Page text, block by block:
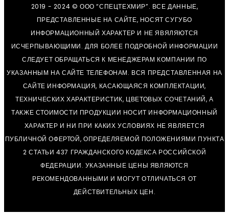
2019 - 2024 © ООО “СПЕЦТЕХМИР”. ВСЕ ДАННЫЕ,
ПРЕДСТАВЛЕННЫЕ НА САЙТЕ, НОСЯТ СУГУБО
ИНФОРМАЦИОННЫЙ ХАРАКТЕР И НЕ ЯВЯЛЯЮТСЯ
ИСЧЕРПЫВАЮЩИМИ. ДЛЯ БОЛЕЕ ПОДРОБНОЙ ИНФОРМАЦИИ
СЛЕДУЕТ ОБРАЩАТЬСЯ К МЕНЕДЖЕРАМ КОМПАНИИ ПО
УКАЗАННЫМ НА САЙТЕ ТЕЛЕФОНАМ. ВСЯ ПРЕДСТАВЛЕННАЯ НА
САЙТЕ ИНФОРМАЦИЯ, КАСАЮЩАЯСЯ КОМПЛЕКТАЦИИ,
ТЕХНИЧЕСКИХ ХАРАКТЕРИСТИК, ЦВЕТОВЫХ СОЧЕТАНИЙ, А
ТАКЖЕ СТОИМОСТИ ПРОДУКЦИИ НОСИТ ИНФОРМАЦИОННЫЙ
ХАРАКТЕР И НИ ПРИ КАКИХ УСЛОВИЯХ НЕ ЯВЛЯЕТСЯ
ПУБЛИЧНОЙ ОФЕРТОЙ, ОПРЕДЕЛЯЕМОЙ ПОЛОЖЕНИЯМИ ПУНКТА
2 СТАТЬИ 437 ГРАЖДАНСКОГО КОДЕКСА РОССИЙСКОЙ
ФЕДЕРАЦИИ. УКАЗАННЫЕ ЦЕНЫ ЯВЛЯЮТСЯ
РЕКОМЕНДОВАННЫМИ И МОГУТ ОТЛИЧАТЬСЯ ОТ
ДЕЙСТВИТЕЛЬНЫХ ЦЕН.